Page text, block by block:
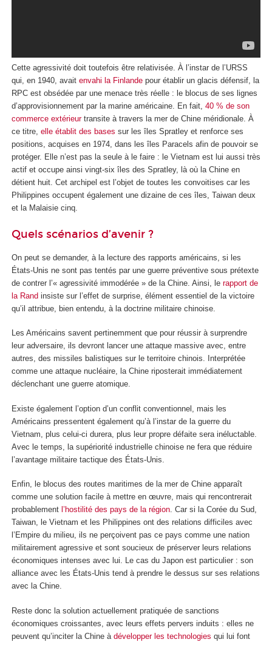
Cette agressivité doit toutefois être relativisée. À l’instar de l’URSS
qui, en 1940, avait envahi la Finlande pour établir un glacis défensif, la
RPC est obsédée par une menace très réelle : le blocus de ses lignes
d’approvisionnement par la marine américaine. En fait, 40 % de son
commerce extérieurtransite à travers la mer de Chine méridionale. À
ce titre, elle établit des bases sur les îles Spratley et renforce ses
positions, acquises en 1974, dans les îles Paracels afin de pouvoir se
protéger. Elle n’est pas la seule à le faire : le Vietnam est lui aussi très
actif et occupe ainsi vingt-six îles des Spratley, là où la Chine en
détient huit. Cet archipel est l’objet de toutes les convoitises car les
Philippines occupent également une dizaine de ces îles, Taiwan deux
et la Malaisie cinq.
Quels scénarios d’avenir ?
On peut se demander, à la lecture des rapports américains, si les
États-Unis ne sont pas tentés par une guerre préventive sous prétexte
de contrer l’« agressivité immodérée » de la Chine. Ainsi, le rapport de
la Rand insiste sur l’effet de surprise, élément essentiel de la victoire
qu’il attribue, bien entendu, à la doctrine militaire chinoise.
Les Américains savent pertinemment que pour réussir à surprendre
leur adversaire, ils devront lancer une attaque massive avec, entre
autres, des missiles balistiques sur le territoire chinois. Interprétée
comme une attaque nucléaire, la Chine riposterait immédiatement
déclenchant une guerre atomique.
Existe également l’option d’un conflit conventionnel, mais les
Américains pressentent également qu’à l’instar de la guerre du
Vietnam, plus celui-ci durera, plus leur propre défaite sera inéluctable.
Avec le temps, la supériorité industrielle chinoise ne fera que réduire
l’avantage militaire tactique des États-Unis.
Enfin, le blocus des routes maritimes de la mer de Chine apparaît
comme une solution facile à mettre en œuvre, mais qui rencontrerait
probablement l’hostilité des pays de la région. Car si la Corée du Sud,
Taiwan, le Vietnam et les Philippines ont des relations difficiles avec
l’Empire du milieu, ils ne perçoivent pas ce pays comme une nation
militairement agressive et sont soucieux de préserver leurs relations
économiques intenses avec lui. Le cas du Japon est particulier : son
alliance avec les États-Unis tend à prendre le dessus sur ses relations
avec la Chine.
Reste donc la solution actuellement pratiquée de sanctions
économiques croissantes, avec leurs effets pervers induits : elles ne
peuvent qu’inciter la Chine à développer les technologies qui lui font